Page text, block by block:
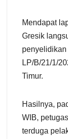
Mendapat
Gresik
LP/B/21/1/
Timur.
Hasilnya,
WIB,
terduga